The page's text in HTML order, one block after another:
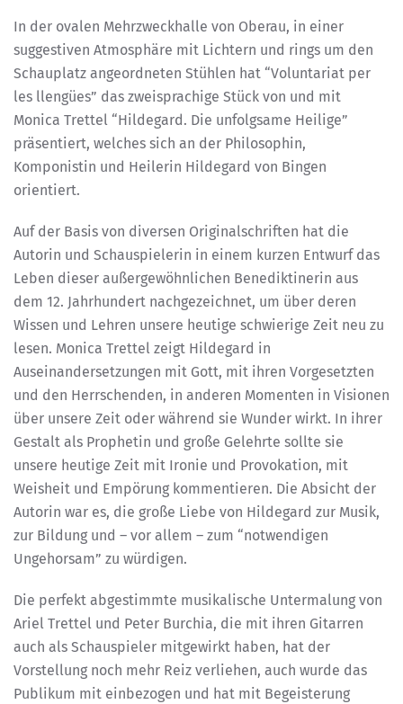
In der ovalen Mehrzweckhalle von Oberau, in einer
suggestiven Atmosphäre mit Lichtern und rings um den
Schauplatz angeordneten Stühlen hat “Voluntariat per
les llengües” das zweisprachige Stück von und mit
Monica Trettel “Hildegard. Die unfolgsame Heilige”
präsentiert, welches sich an der Philosophin,
Komponistin und Heilerin Hildegard von Bingen
orientiert.
Auf der Basis von diversen Originalschriften hat die
Autorin und Schauspielerin in einem kurzen Entwurf das
Leben dieser außergewöhnlichen Benediktinerin aus
dem 12. Jahrhundert nachgezeichnet, um über deren
Wissen und Lehren unsere heutige schwierige Zeit neu zu
lesen. Monica Trettel zeigt Hildegard in
Auseinandersetzungen mit Gott, mit ihren Vorgesetzten
und den Herrschenden, in anderen Momenten in Visionen
über unsere Zeit oder während sie Wunder wirkt. In ihrer
Gestalt als Prophetin und große Gelehrte sollte sie
unsere heutige Zeit mit Ironie und Provokation, mit
Weisheit und Empörung kommentieren. Die Absicht der
Autorin war es, die große Liebe von Hildegard zur Musik,
zur Bildung und – vor allem – zum “notwendigen
Ungehorsam” zu würdigen.
Die perfekt abgestimmte musikalische Untermalung von
Ariel Trettel und Peter Burchia, die mit ihren Gitarren
auch als Schauspieler mitgewirkt haben, hat der
Vorstellung noch mehr Reiz verliehen, auch wurde das
Publikum mit einbezogen und hat mit Begeisterung